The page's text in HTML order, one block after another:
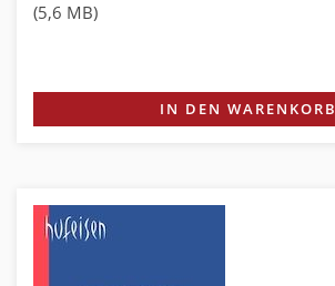
(5,6 MB)
IN DEN WARENKORB